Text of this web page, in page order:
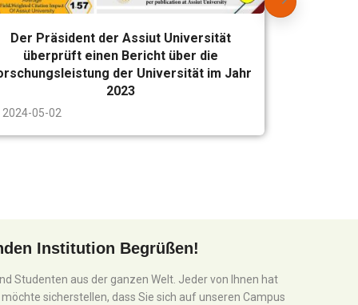
Der Präsident der Assiut Universität
überprüft einen Bericht über die
der Universität im Jahr
2023
2024-05-02
Institution Begrüßen!
Studenten aus der ganzen Welt. Jeder von Ihnen hat
sicherstellen, dass Sie sich auf unseren Campus